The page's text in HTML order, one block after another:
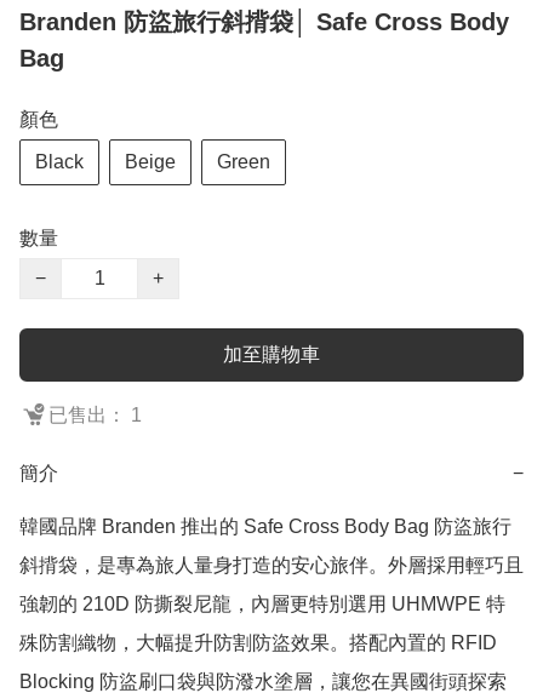
Branden 防盜旅行斜揹袋│ Safe Cross Body
Bag
顏色
Black Beige Green
數量
−
+
加至購物車
已售出： 1
簡介 −
韓國品牌 Branden 推出的 Safe Cross Body Bag 防盜旅行
斜揹袋，是專為旅人量身打造的安心旅伴。外層採用輕巧且
強韌的 210D 防撕裂尼龍，內層更特別選用 UHMWPE 特
殊防割織物，大幅提升防割防盜效果。搭配內置的 RFID
Blocking 防盜刷口袋與防潑水塗層，讓您在異國街頭探索